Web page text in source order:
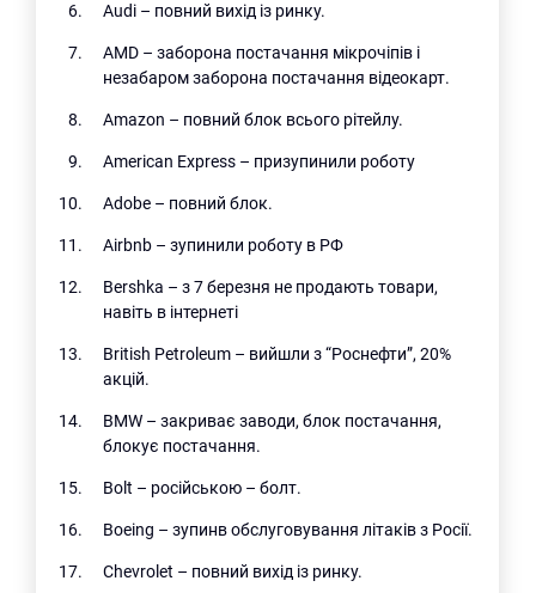
Audi – повний вихід із ринку.
AMD – заборона постачання мікрочіпів і
незабаром заборона постачання відеокарт.
Amazon – повний блок всього рітейлу.
American Express – призупинили роботу
Adobe – повний блок.
Airbnb – зупинили роботу в РФ
Bershka – з 7 березня не продають товари,
навіть в інтернеті
British Petroleum – вийшли з “Роснефти”, 20%
акцій.
BMW – закриває заводи, блок постачання,
блокує постачання.
Bolt – російською – болт.
Boeing – зупинв обслуговування літаків з Росії.
Chevrolet – повний вихід із ринку.